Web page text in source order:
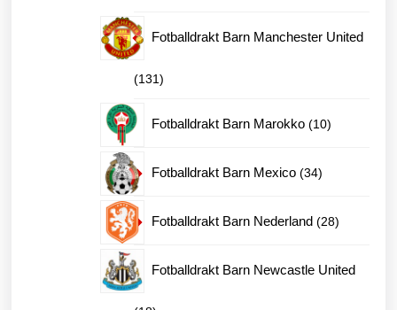
produkter
Fotballdrakt Barn Manchester United
131131
produkter
Fotballdrakt Barn Marokko 1010
Fotballdrakt Barn Mexico 3434
Fotballdrakt Barn Nederland 2828
Fotballdrakt Barn Newcastle United